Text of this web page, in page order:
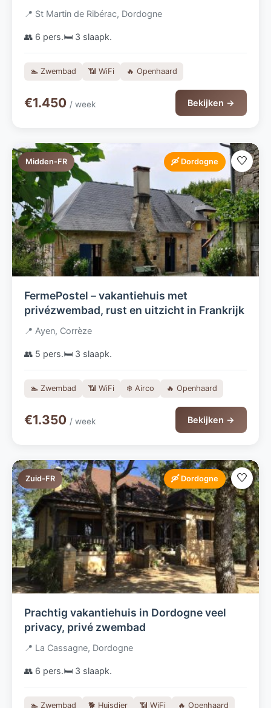
van het gezellige Franse stadje Ribérac in
📍 St Martin de Ribérac, Dordogne
👥 6 pers.🛏️ 3 slaapk.
🏊 Zwembad 📶 WiFi 🔥 Openhaard
€1.450 / week Bekijken →
Midden-FR 🛶 Dordogne 🤍
FermePostel – vakantiehuis met
privézwembad, rust en uitzicht in Frankrijk
📍 Ayen, Corrèze
👥 5 pers.🛏️ 3 slaapk.
🏊 Zwembad 📶 WiFi ❄️ Airco 🔥 Openhaard
€1.350 / week Bekijken →
Zuid-FR 🛶 Dordogne 🤍
Prachtig vakantiehuis in Dordogne veel
privacy, privé zwembad
📍 La Cassagne, Dordogne
👥 6 pers.🛏️ 3 slaapk.
🏊 Zwembad 🐕 Huisdier 📶 WiFi 🔥 Openhaard